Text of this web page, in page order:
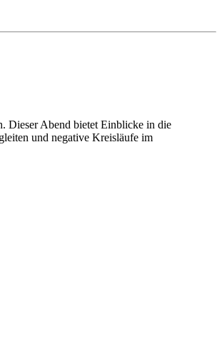
Dieser Abend bietet Einblicke in die
und negative Kreisläufe im